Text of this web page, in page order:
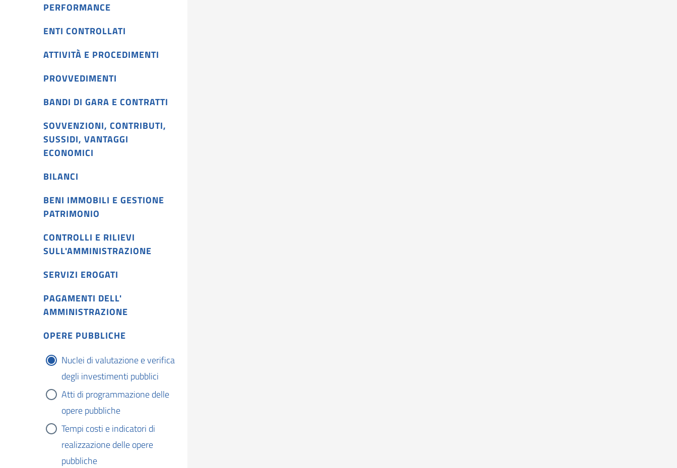
PERFORMANCE
ENTI CONTROLLATI
ATTIVITÀ E PROCEDIMENTI
PROVVEDIMENTI
BANDI DI GARA E CONTRATTI
SOVVENZIONI, CONTRIBUTI,
SUSSIDI, VANTAGGI
ECONOMICI
BILANCI
BENI IMMOBILI E GESTIONE
PATRIMONIO
CONTROLLI E RILIEVI
SULL'AMMINISTRAZIONE
SERVIZI EROGATI
PAGAMENTI DELL'
AMMINISTRAZIONE
OPERE PUBBLICHE
Nuclei di valutazione e verifica
degli investimenti pubblici
Atti di programmazione delle
opere pubbliche
Tempi costi e indicatori di
realizzazione delle opere
pubbliche